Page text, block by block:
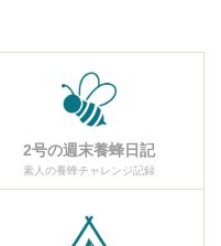
2号の週末養蜂日記
素人の養蜂チャレンジ記録